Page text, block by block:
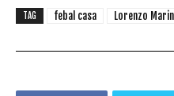
TAG febal casa Lorenzo